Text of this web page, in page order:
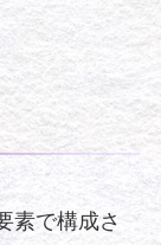
素で構成さ